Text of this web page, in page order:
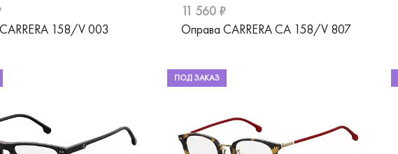
158/V 003
11 560 ₽
Оправа CARRERA CA 158/V 807
ПОД ЗАКАЗ